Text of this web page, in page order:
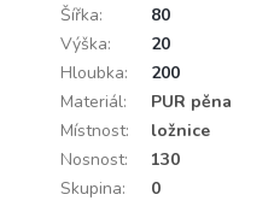
Šířka:
80
Výška:
20
Hloubka:
200
Materiál:
PUR pěna
Místnost:
ložnice
Nosnost:
130
Skupina: 0